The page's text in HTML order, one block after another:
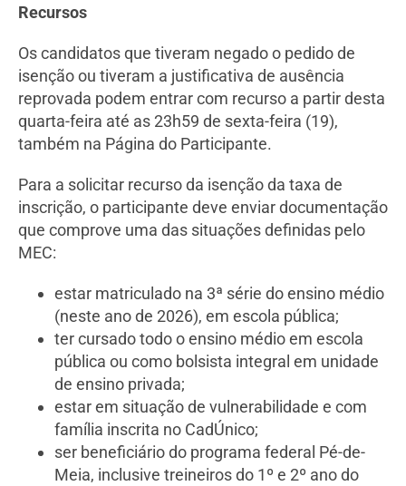
Recursos
Os candidatos que tiveram negado o pedido de
isenção ou tiveram a justificativa de ausência
reprovada podem entrar com recurso a partir desta
quarta-feira até as 23h59 de sexta-feira (19),
também na Página do Participante.
Para a solicitar recurso da isenção da taxa de
inscrição, o participante deve enviar documentação
que comprove uma das situações definidas pelo
MEC:
estar matriculado na 3ª série do ensino médio
(neste ano de 2026), em escola pública;
ter cursado todo o ensino médio em escola
pública ou como bolsista integral em unidade
de ensino privada;
estar em situação de vulnerabilidade e com
família inscrita no CadÚnico;
ser beneficiário do programa federal Pé-de-
Meia, inclusive treineiros do 1º e 2º ano do